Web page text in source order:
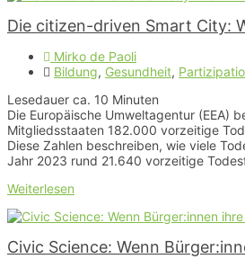
Die citizen-driven Smart City:
Mirko de Paoli
Bildung, Gesundheit,
Lesedauer ca. 10 Minuten
Die Europäische Umweltagentur (EEA)
Mitgliedsstaaten 182.000 vorzeitige
Diese Zahlen beschreiben, wie viele
Jahr 2023 rund 21.640 vorzeitige
Weiterlesen
Civic Science: Wenn